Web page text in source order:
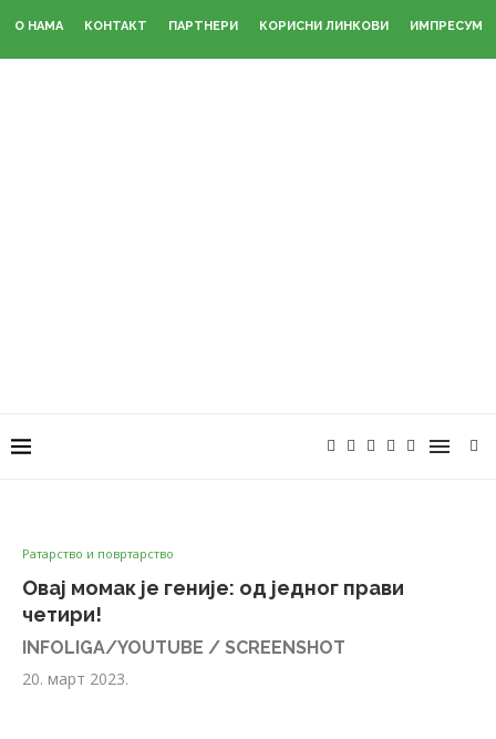
О НАМА КОНТАКТ ПАРТНЕРИ КОРИСНИ ЛИНКОВИ ИМПРЕСУМ
Ратарство и повртарство
Овај момак је геније: од једног прави
четири!
INFOLIGA/YOUTUBE / SCREENSHOT
20. март 2023.